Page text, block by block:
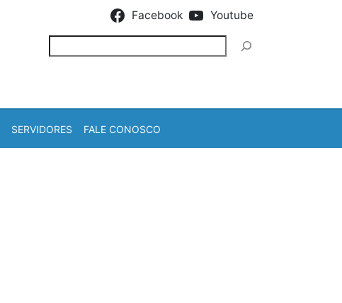
Facebook Youtube
SERVIDORES FALE CONOSCO